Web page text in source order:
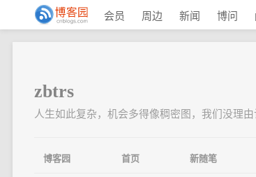
会员 周边 新闻 博问
zbtrs
人生如此复杂，机会多得像稠密图，我们没理
博客园 首页 新随笔